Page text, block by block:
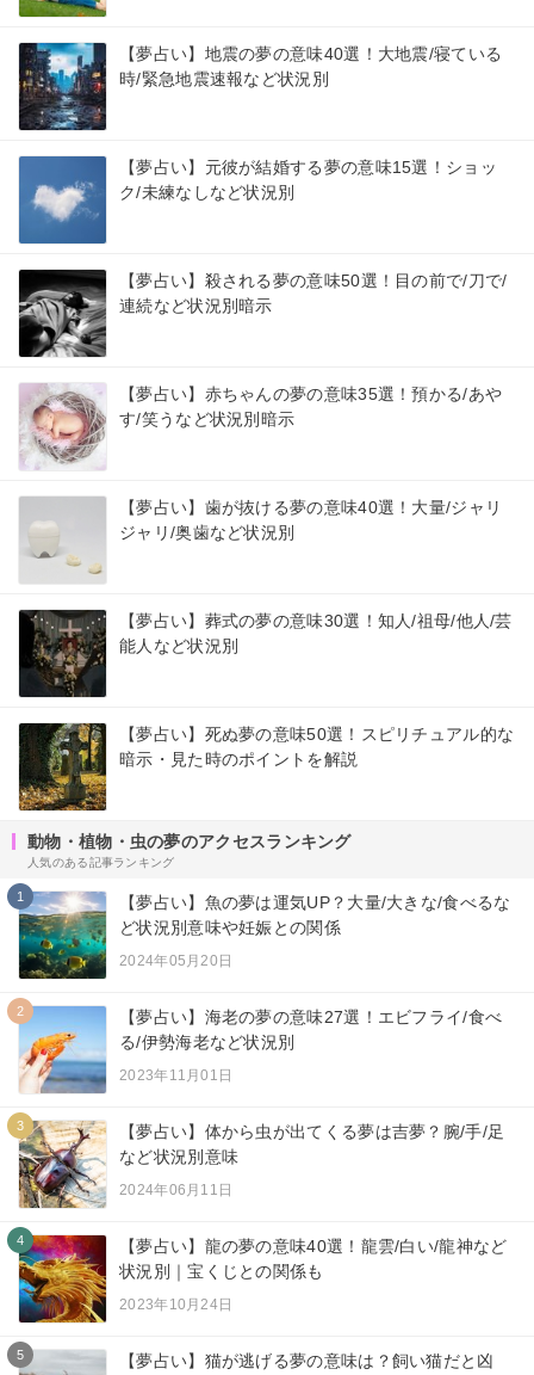
【夢占い】地震の夢の意味40選！大地震/寝ている
時/緊急地震速報など状況別
【夢占い】元彼が結婚する夢の意味15選！ショッ
ク/未練なしなど状況別
【夢占い】殺される夢の意味50選！目の前で/刀で/
連続など状況別暗示
【夢占い】赤ちゃんの夢の意味35選！預かる/あや
す/笑うなど状況別暗示
【夢占い】歯が抜ける夢の意味40選！大量/ジャリ
ジャリ/奥歯など状況別
【夢占い】葬式の夢の意味30選！知人/祖母/他人/芸
能人など状況別
【夢占い】死ぬ夢の意味50選！スピリチュアル的な
暗示・見た時のポイントを解説
動物・植物・虫の夢のアクセスランキング
人気のある記事ランキング
1
【夢占い】魚の夢は運気UP？大量/大きな/食べるな
ど状況別意味や妊娠との関係
2024年05月20日
2
【夢占い】海老の夢の意味27選！エビフライ/食べ
る/伊勢海老など状況別
2023年11月01日
3
【夢占い】体から虫が出てくる夢は吉夢？腕/手/足
など状況別意味
2024年06月11日
4
【夢占い】龍の夢の意味40選！龍雲/白い/龍神など
状況別｜宝くじとの関係も
2023年10月24日
5
【夢占い】猫が逃げる夢の意味は？飼い猫だと凶